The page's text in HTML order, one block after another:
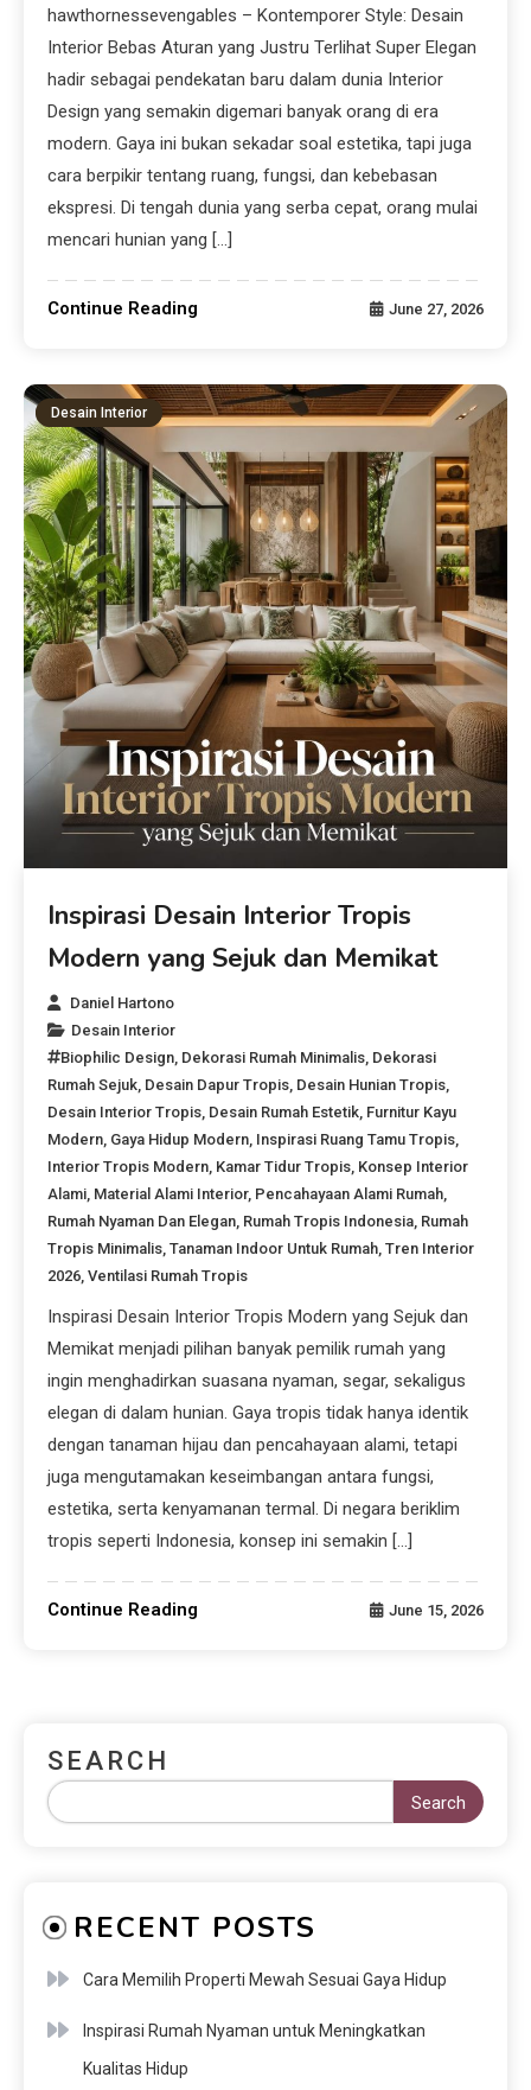
hawthornessevengables – Kontemporer Style: Desain
Interior Bebas Aturan yang Justru Terlihat Super Elegan
hadir sebagai pendekatan baru dalam dunia Interior
Design yang semakin digemari banyak orang di era
modern. Gaya ini bukan sekadar soal estetika, tapi juga
cara berpikir tentang ruang, fungsi, dan kebebasan
ekspresi. Di tengah dunia yang serba cepat, orang mulai
mencari hunian yang […]
Continue Reading June 27, 2026
Desain Interior
Inspirasi Desain Interior Tropis
Modern yang Sejuk dan Memikat
Daniel Hartono
Desain Interior
Biophilic Design Dekorasi Rumah Minimalis Dekorasi
Rumah Sejuk Desain Dapur Tropis Desain Hunian Tropis
Desain Interior Tropis Desain Rumah Estetik Furnitur Kayu
Modern Gaya Hidup Modern Inspirasi Ruang Tamu Tropis
Interior Tropis Modern Kamar Tidur Tropis Konsep Interior
Alami Material Alami Interior, Pencahayaan Alami Rumah
Rumah Nyaman Dan Elegan Rumah Tropis Indonesia Rumah
Tropis Minimalis ,Tanaman Indoor Untuk Rumah ,Tren Interior
2026 ,Ventilasi Rumah Tropis
Inspirasi Desain Interior Tropis Modern yang Sejuk dan
Memikat menjadi pilihan banyak pemilik rumah yang
ingin menghadirkan suasana nyaman, segar, sekaligus
elegan di dalam hunian. Gaya tropis tidak hanya identik
dengan tanaman hijau dan pencahayaan alami, tetapi
juga mengutamakan keseimbangan antara fungsi,
estetika, serta kenyamanan termal. Di negara beriklim
tropis seperti Indonesia, konsep ini semakin […]
Continue Reading June 15, 2026
SEARCH
Search
RECENT POSTS
Cara Memilih Properti Mewah Sesuai Gaya Hidup
Inspirasi Rumah Nyaman untuk Meningkatkan
Kualitas Hidup